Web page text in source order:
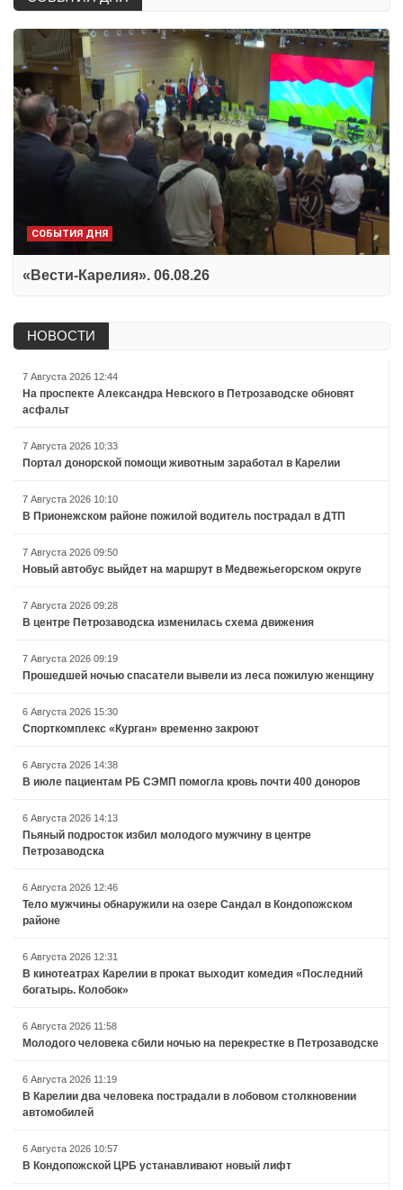
СОБЫТИЯ ДНЯ
«Вести-Карелия». 06.08.26
НОВОСТИ
7 Августа 2026 12:44
На проспекте Александра Невского в Петрозаводске обновят
асфальт
7 Августа 2026 10:33
Портал донорской помощи животным заработал в Карелии
7 Августа 2026 10:10
В Прионежском районе пожилой водитель пострадал в ДТП
7 Августа 2026 09:50
Новый автобус выйдет на маршрут в Медвежьегорском округе
7 Августа 2026 09:28
В центре Петрозаводска изменилась схема движения
7 Августа 2026 09:19
Прошедшей ночью спасатели вывели из леса пожилую женщину
6 Августа 2026 15:30
Спорткомплекс «Курган» временно закроют
6 Августа 2026 14:38
В июле пациентам РБ СЭМП помогла кровь почти 400 доноров
6 Августа 2026 14:13
Пьяный подросток избил молодого мужчину в центре
Петрозаводска
6 Августа 2026 12:46
Тело мужчины обнаружили на озере Сандал в Кондопожском
районе
6 Августа 2026 12:31
В кинотеатрах Карелии в прокат выходит комедия «Последний
богатырь. Колобок»
6 Августа 2026 11:58
Молодого человека сбили ночью на перекрестке в Петрозаводске
6 Августа 2026 11:19
В Карелии два человека пострадали в лобовом столкновении
автомобилей
6 Августа 2026 10:57
В Кондопожской ЦРБ устанавливают новый лифт